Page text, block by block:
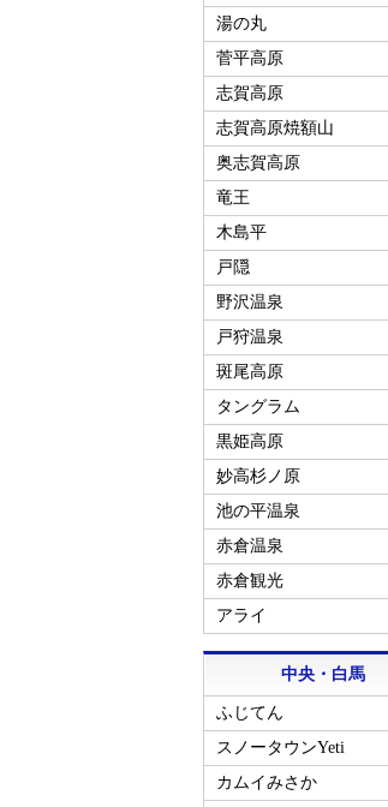
湯の丸
菅平高原
志賀高原
志賀高原焼額山
奥志賀高原
竜王
木島平
戸隠
野沢温泉
戸狩温泉
斑尾高原
タングラム
黒姫高原
妙高杉ノ原
池の平温泉
赤倉温泉
赤倉観光
アライ
中央・白馬
ふじてん
スノータウンYeti
カムイみさか